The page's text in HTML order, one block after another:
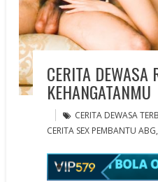
CERITA DEWASA
KEHANGATANMU
CERITA DEWASA
CERITA SEX PEMBANTU ABG,